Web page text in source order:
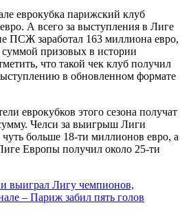
еврокубка парижский клуб
А всего за выступления в Лиге
ПСЖ заработал 163 миллиона евро,
суммой призовых в истории
что такой чек клуб получил
в обновленном формате
еврокубков этого сезона получат
Челси за выигрыш Лиги
больше 18-ти миллионов евро, а
Европы получил около 25-ти
выиграл Лигу чемпионов,
– Париж забил пять голов